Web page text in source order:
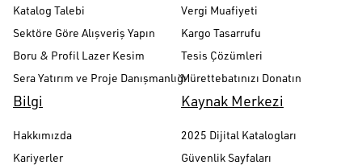
Katalog Talebi
Sektöre Göre Alışveriş Yapın
Boru & Profil Lazer Kesim
Sera Yatırım ve Proje Danışmanlığı
Vergi Muafiyeti
Kargo Tasarrufu
Tesis Çözümleri
Mürettebatınızı Donatın
Bilgi
Hakkımızda
Kariyerler
Kaynak Merkezi
2025 Dijital Katalogları
Güvenlik Sayfaları